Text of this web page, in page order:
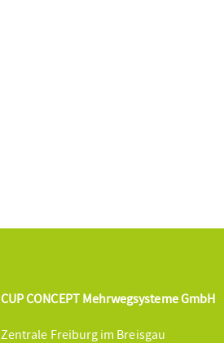
CUP CONCEPT Mehrwegsysteme GmbH
Zentrale Freiburg im Breisgau